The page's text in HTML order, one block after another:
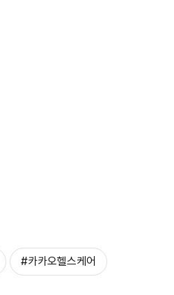
#카카오헬스케어